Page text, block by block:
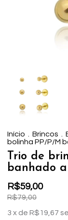
Início Brincos
bolinha PP/P/M
Trio de
banhado a
R$59,00
R$79,00
3 x de R$19,67